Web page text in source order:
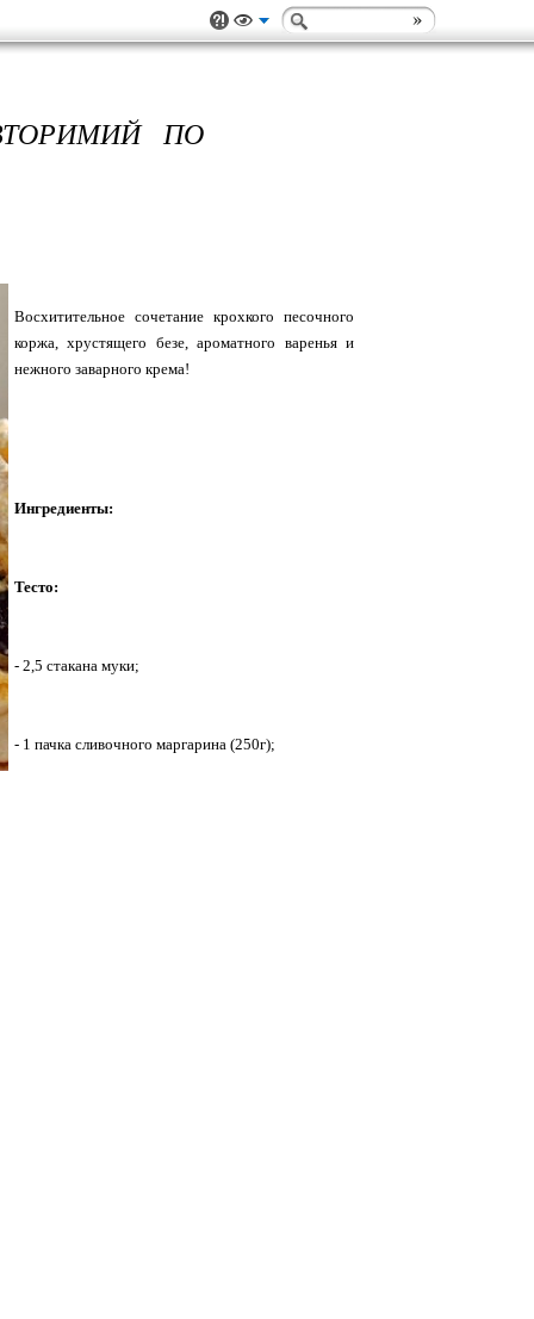
ПО
Восхитительное сочетание крохкого песочного
коржа, хрустящего безе, ароматного варенья и
нежного заварного крема!
Ингредиенты:
Тесто:
- 2,5 стакана муки;
- 1 пачка сливочного маргарина (250г);